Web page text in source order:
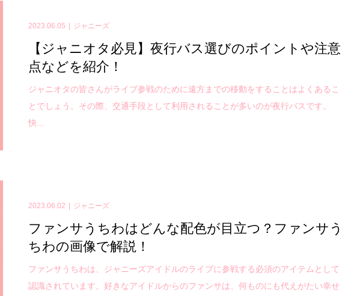
2023.06.05 ジャニーズ
【ジャニオタ必見】夜行バス選びのポイントや注意
点などを紹介！
ジャニオタの皆さんがライブ参戦のために遠方までの移動をすることはよくあるこ
とでしょう。その際、交通手段として利用されることが多いのが夜行バスです。
快...
2023.06.02 ジャニーズ
ファンサうちわはどんな配色が目立つ？ファンサう
ちわの画像で解説！
ファンサうちわは、ジャニーズアイドルのライブに参戦する必須のアイテムとして
認識されています。好きなアイドルからのファンサは、何ものにも代えがたい幸せ